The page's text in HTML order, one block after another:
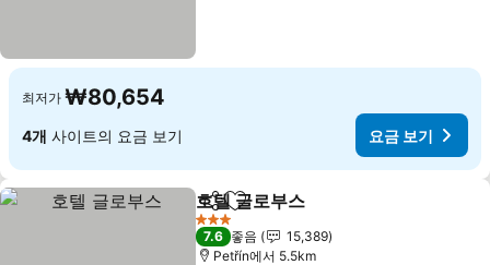
최저가 ₩80,654
4개 사이트의 요금 보기 요금 보기
공유 즐겨찾기에 추가
호텔 글로부스
3 성급
7.6 좋음
15,389
Petřín에서 5.5km